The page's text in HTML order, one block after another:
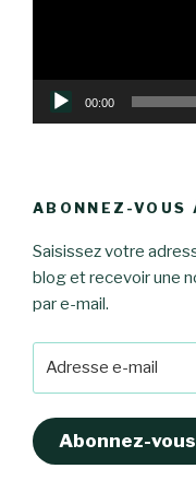
00:00
ABONNEZ-
Saisissez votre
blog et recevoir une
par e-mail.
Abonnez-vous